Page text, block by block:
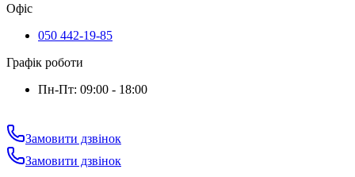
Офіс
050 442-19-85
Графік роботи
Пн-Пт: 09:00 - 18:00
Замовити дзвінок
Замовити дзвінок